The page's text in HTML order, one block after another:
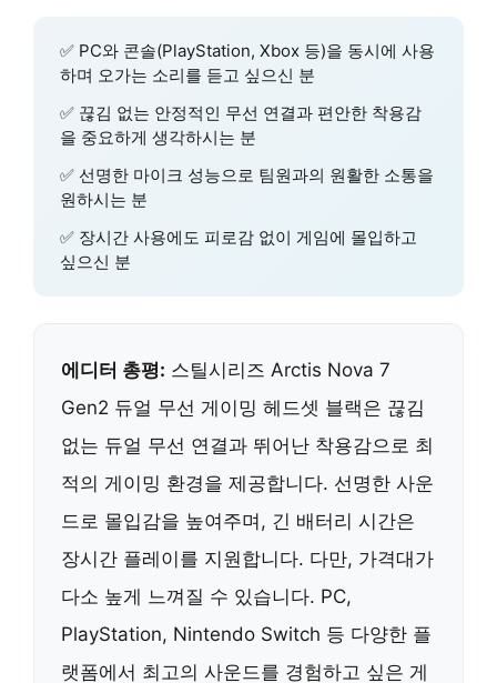
✅ PC와 콘솔(PlayStation, Xbox 등)을 동시에 사용
하며 오가는 소리를 듣고 싶으신 분
✅ 끊김 없는 안정적인 무선 연결과 편안한 착용감
을 중요하게 생각하시는 분
✅ 선명한 마이크 성능으로 팀원과의 원활한 소통을
원하시는 분
✅ 장시간 사용에도 피로감 없이 게임에 몰입하고
싶으신 분
에디터 총평: 스틸시리즈 Arctis Nova 7
Gen2 듀얼 무선 게이밍 헤드셋 블랙은 끊김
없는 듀얼 무선 연결과 뛰어난 착용감으로 최
적의 게이밍 환경을 제공합니다. 선명한 사운
드로 몰입감을 높여주며, 긴 배터리 시간은
장시간 플레이를 지원합니다. 다만, 가격대가
다소 높게 느껴질 수 있습니다. PC,
PlayStation, Nintendo Switch 등 다양한 플
랫폼에서 최고의 사운드를 경험하고 싶은 게